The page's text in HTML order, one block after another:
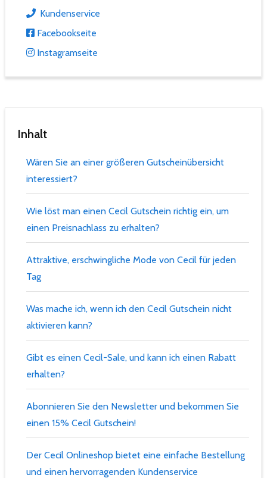
Kundenservice
Facebookseite
Instagramseite
Inhalt
Wären Sie an einer größeren Gutscheinübersicht
interessiert?
Wie löst man einen Cecil Gutschein richtig ein, um
einen Preisnachlass zu erhalten?
Attraktive, erschwingliche Mode von Cecil für jeden
Tag
Was mache ich, wenn ich den Cecil Gutschein nicht
aktivieren kann?
Gibt es einen Cecil-Sale, und kann ich einen Rabatt
erhalten?
Abonnieren Sie den Newsletter und bekommen Sie
einen 15% Cecil Gutschein!
Der Cecil Onlineshop bietet eine einfache Bestellung
und einen hervorragenden Kundenservice